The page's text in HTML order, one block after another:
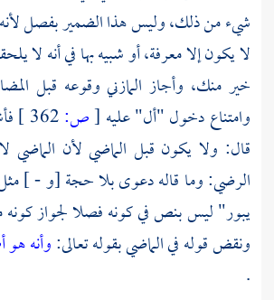
شيء من ذلك، وليس هذا الضمير بفصل لأنه
لا يكون إلا معرفة، أو شبيه بها في أنه لا
خير منك، وأجاز المازني وقوعه قبل
وامتناع دخول "أل" عليه [ص:
قال: ولا يكون قبل الماضي لأن الماضي
الرضي: وما قاله دعوى بلا حجة [و - ]
يبور" ليس بنص في كونه فصلا لجواز كونه
ونقض قوله في الماضي بقوله تعالى:وأنه
.